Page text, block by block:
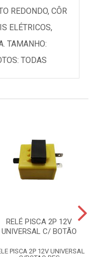
REDONDO, CÔR
ELÉTRICOS,
TAMANHO:
TODAS
RELÉ PISCA 2P 12V
UNIVERSAL C/ BOTÃO
PISCA 2P 12V UNIVERSAL